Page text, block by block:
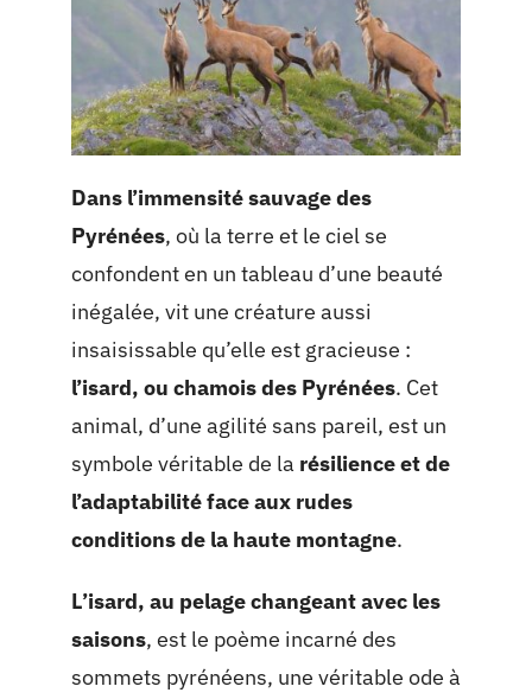
Dans l’immensité sauvage des
Pyrénées, où la terre et le ciel se
confondent en un tableau d’une beauté
inégalée, vit une créature aussi
insaisissable qu’elle est gracieuse :
l’isard, ou chamois des Pyrénées. Cet
animal, d’une agilité sans pareil, est un
symbole véritable de la résilience et de
l’adaptabilité face aux rudes
conditions de la haute montagne.
L’isard, au pelage changeant avec les
saisons, est le poème incarné des
sommets pyrénéens, une véritable ode à